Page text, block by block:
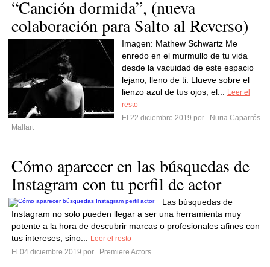
“Canción dormida”, (nueva
colaboración para Salto al Reverso)
Imagen: Mathew Schwartz Me
enredo en el murmullo de tu vida
desde la vacuidad de este espacio
lejano, lleno de ti. Llueve sobre el
lienzo azul de tus ojos, el...
Leer el
resto
El 22 diciembre 2019 por
Nuria Caparrós
Mallart
Cómo aparecer en las búsquedas de
Instagram con tu perfil de actor
Las búsquedas de
Instagram no solo pueden llegar a ser una herramienta muy
potente a la hora de descubrir marcas o profesionales afines con
tus intereses, sino...
Leer el resto
El 04 diciembre 2019 por
Premiere Actors